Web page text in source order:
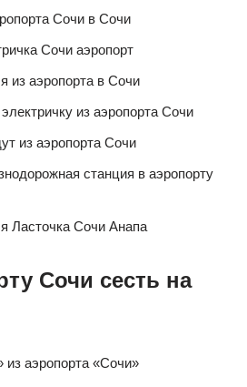
Сочи в Сочи
Сочи аэропорт
из аэропорта в Сочи
из аэропорта Сочи
из аэропорта Сочи
станция в аэропорту
Ласточка Сочи Анапа
Сочи сесть на
из аэропорта «Сочи»